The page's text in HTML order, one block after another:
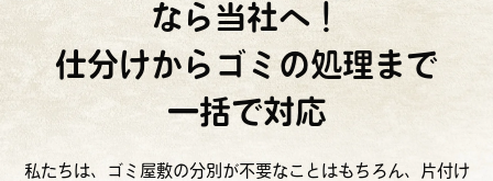
なら当社へ！
仕分けからゴミの処理まで
一括で対応
私たちは、ゴミ屋敷の分別が不要なことはもちろん、片付け